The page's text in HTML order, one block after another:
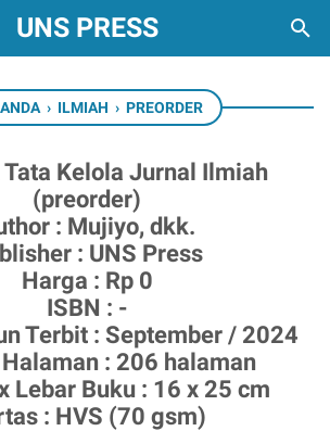
UNS PRESS
› ILMIAH › PREORDER
Tata Kelola Jurnal Ilmiah
(preorder)
: Mujiyo, dkk.
: UNS Press
Harga : Rp 0
ISBN : -
Terbit : September / 2024
: 206 halaman
Lebar Buku : 16 x 25 cm
: HVS (70 gsm)